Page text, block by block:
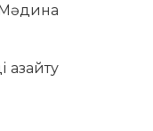
Мәдина
азайту